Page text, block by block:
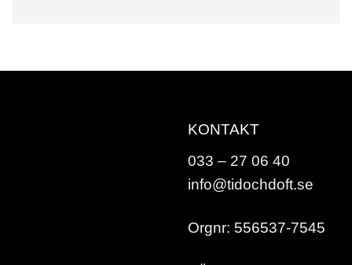
KONTAKT
033 – 27 06 40
info@tidochdoft.se
Orgnr: 556537-7545